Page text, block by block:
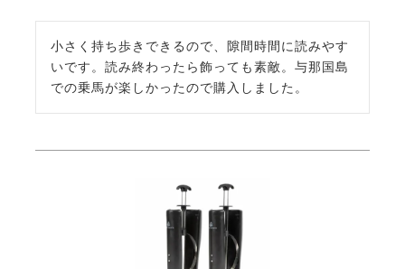
小さく持ち歩きできるので、隙間時間に読みやす
いです。読み終わったら飾っても素敵。与那国島
での乗馬が楽しかったので購入しました。